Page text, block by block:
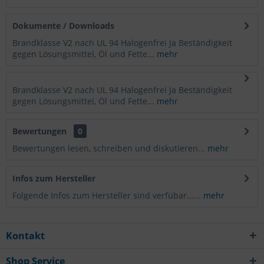
Dokumente / Downloads
Brandklasse V2 nach UL 94 Halogenfrei Ja Beständigkeit
gegen Lösungsmittel, Öl und Fette... mehr
Brandklasse V2 nach UL 94 Halogenfrei Ja Beständigkeit
gegen Lösungsmittel, Öl und Fette... mehr
Bewertungen
0
Bewertungen lesen, schreiben und diskutieren... mehr
Infos zum Hersteller
Folgende Infos zum Hersteller sind verfübar...... mehr
Kontakt
Shop Service